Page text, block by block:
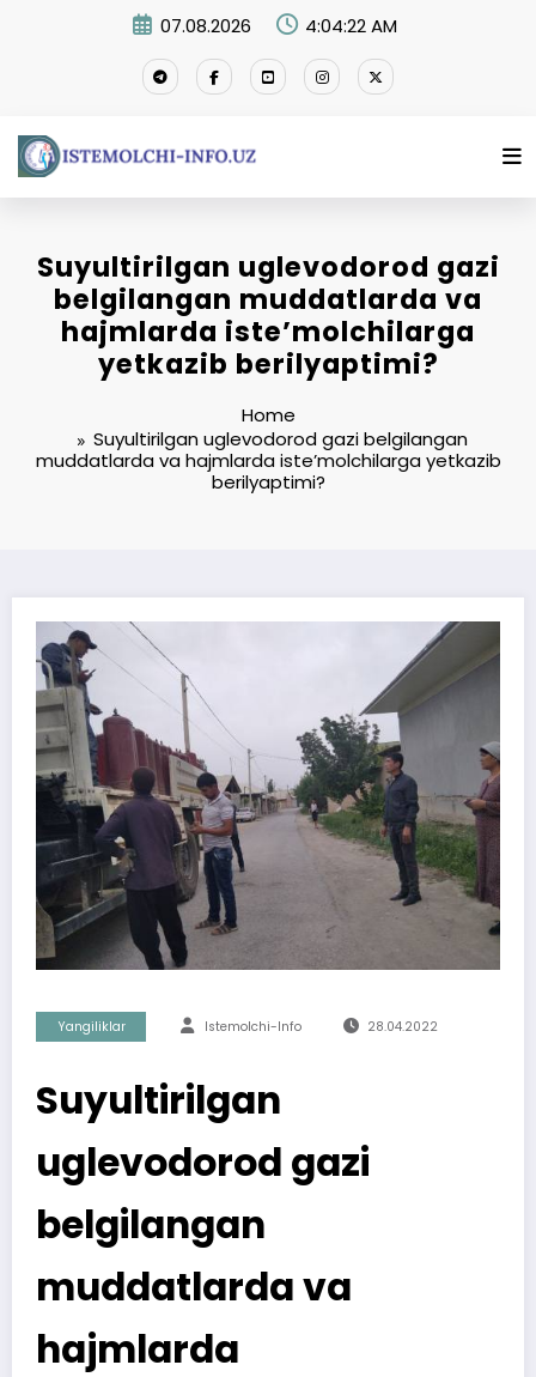
07.08.2026 4:04:23 AM
Suyultirilgan uglevodorod gazi
belgilangan muddatlarda va
hajmlarda iste’molchilarga
yetkazib berilyaptimi?
Home
Suyultirilgan uglevodorod gazi belgilangan
muddatlarda va hajmlarda iste’molchilarga yetkazib
berilyaptimi?
Yangiliklar Istemolchi-Info 28.04.2022
Suyultirilgan
uglevodorod gazi
belgilangan
muddatlarda va
hajmlarda